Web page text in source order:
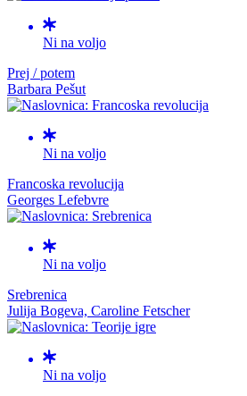
Ni na voljo
Prej / potem
Barbara Pešut
Ni na voljo
Francoska revolucija
Georges Lefebvre
Ni na voljo
Srebrenica
Julija Bogeva, Caroline Fetscher
Ni na voljo